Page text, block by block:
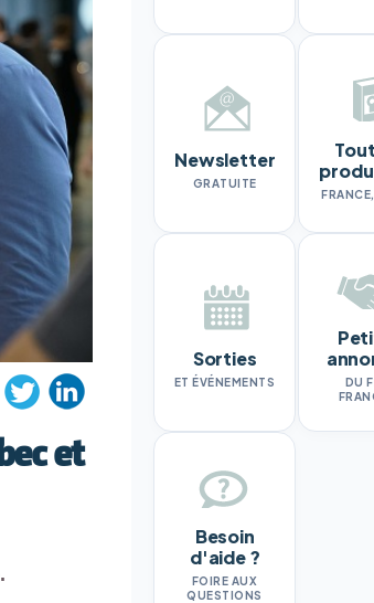
et
Newsletter
GRATUITE
Sorties
ET ÉVÉNEMENTS
DU
Besoin
d'aide ?
FOIRE AUX
QUESTIONS